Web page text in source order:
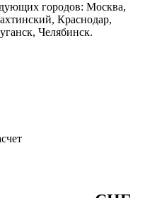
городов: Москва,
Краснодар,
Челябинск.